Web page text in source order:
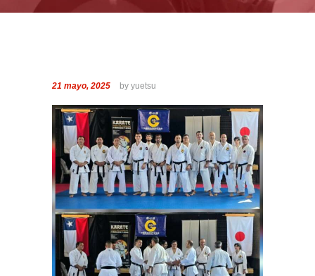
21 mayo, 2025 by yuetsu